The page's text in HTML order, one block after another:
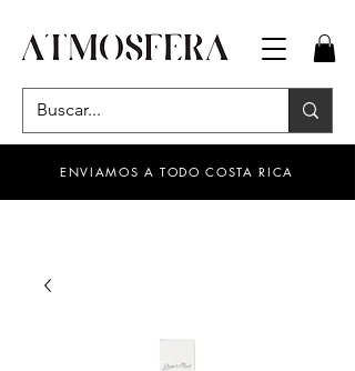
ENVIAMOS A TODO COSTA RICA